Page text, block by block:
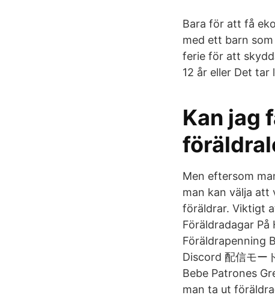
Bara för att få
med ett barn
ferie för att
12 år eller Det
Kan jag
Men eftersom
man kan välja att
föräldrar. Viktigt
Föräldradagar På
Föräldrapenning
Discord 配信モー
Bebe Patrones
man ta ut